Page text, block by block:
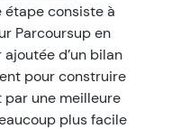
consiste à
Parcoursup en
d’un bilan
pour construire
par une meilleure
plus facile